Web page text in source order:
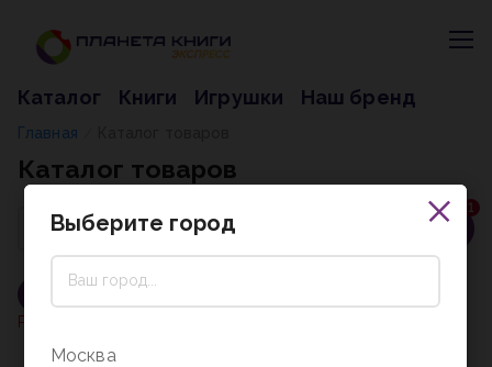
Каталог Книги Игрушки Наш бренд
Главная
Каталог товаров
По умолчанию
1
Раздел не найден
Выберите город
Москва